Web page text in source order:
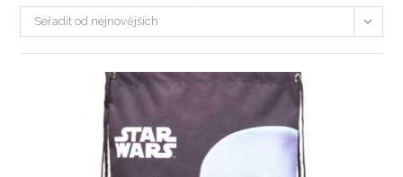
Seřadit od nejnovějších